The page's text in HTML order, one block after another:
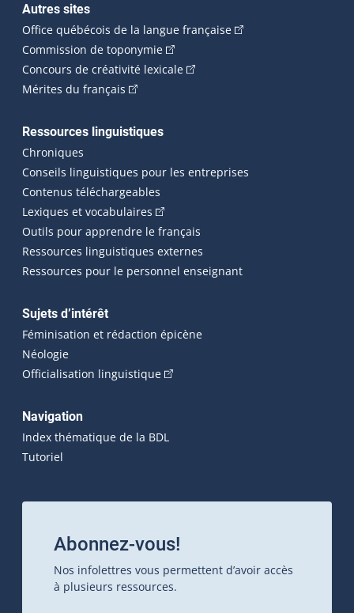
Autres sites
Office québécois de la langue française(Cet hyperlien
Commission de toponymie(Cet hyperlien externe s'ouvrira
Concours de créativité lexicale(Cet hyperlien externe
Mérites du français (Cet hyperlien externe s'ouvrira dans une
Ressources linguistiques
Chroniques
Conseils linguistiques pour les entreprises
Contenus téléchargeables
Lexiques et vocabulaires (Cet hyperlien externe s'ouvrira
Outils pour apprendre le français
Ressources linguistiques externes
Ressources pour le personnel enseignant
Sujets d’intérêt
Féminisation et rédaction épicène
Néologie
Officialisation linguistique(Cet hyperlien externe s'ouvrira
Navigation
Index thématique de la BDL
Tutoriel
Abonnez-vous!
Nos infolettres vous permettent d’avoir accès
à plusieurs ressources.